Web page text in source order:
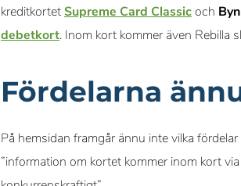
kreditkortetSupreme Card Classicoch
debetkort. Inom kort kommer även Rebilla
Fördelarna
På hemsidan framgår ännu inte vilka
”information om kortet kommer inom kort